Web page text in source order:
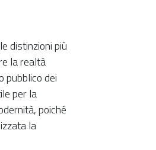
distinzioni più
la realtà
pubblico dei
per la
poiché
la